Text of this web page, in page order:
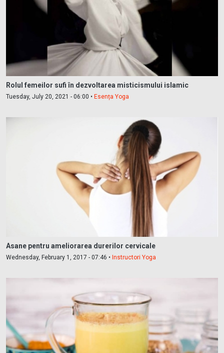
Rolul femeilor sufi în dezvoltarea misticismului islamic
Tuesday, July 20, 2021 - 06:00 • Esența Yoga
Asane pentru ameliorarea durerilor cervicale
Wednesday, February 1, 2017 - 07:46 • Instructori Yoga